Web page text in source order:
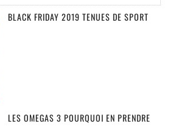
BLACK FRIDAY 2019 TENUES DE SPORT
LES OMEGAS 3 POURQUOI EN PRENDRE